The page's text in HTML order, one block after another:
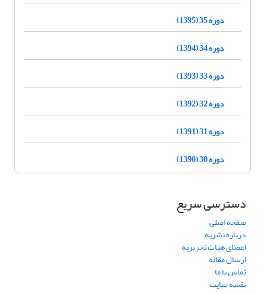
دوره 35 (1395)
دوره 34 (1394)
دوره 33 (1393)
دوره 32 (1392)
دوره 31 (1391)
دوره 30 (1390)
دسترسی سریع
صفحه اصلی
درباره نشریه
اعضای هیات تحریریه
ارسال مقاله
تماس با ما
نقشه سایت